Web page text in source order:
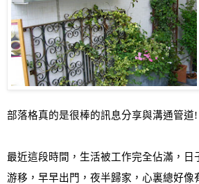
部落格真的是很棒的訊息分享與溝通管道!
最近這段時間 ， 生活被工作完全佔滿 ，
游移，早早出門，夜半歸家，心裏總好像